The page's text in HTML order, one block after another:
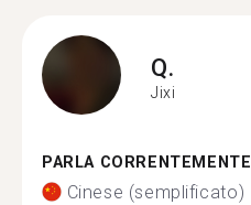
Q.
Jixi
PARLA CORRENTEMENTE
Cinese (semplificato)